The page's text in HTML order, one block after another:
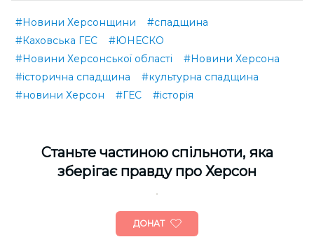
#Новини Херсонщини
#спадщина
#Каховська ГЕС
#ЮНЕСКО
#Новини Херсонської області
#Новини Херсона
#історична спадщина
#культурна спадщина
#новини Херсон
#ГЕС #історія
Cтаньте частиною спільноти, яка
зберігає правду про Херсон
ДОНАТ